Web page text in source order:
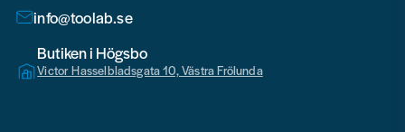
info@toolab.se
Butiken i Högsbo
Victor Hasselbladsgata 10, Västra Frölunda